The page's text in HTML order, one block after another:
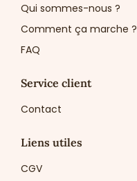
Qui sommes-nous ?
Comment ça marche ?
FAQ
Service client
Contact
Liens utiles
CGV